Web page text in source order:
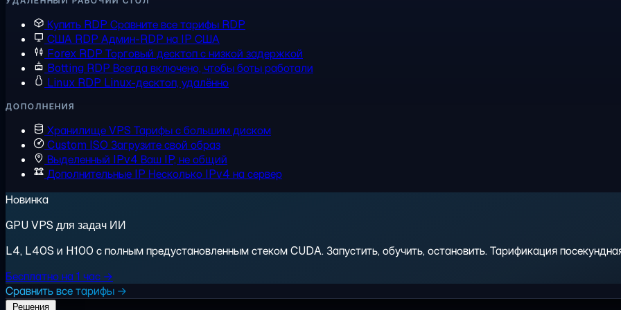
Купить RDP Сравните все тарифы RDP
США RDP Админ-RDP на IP США
Forex RDP Торговый десктоп с низкой задержкой
Botting RDP Всегда включено, чтобы боты работали
Linux RDP Linux-десктоп, удалённо
ДОПОЛНЕНИЯ
Хранилище VPS Тарифы с большим диском
Custom ISO Загрузите свой образ
Выделенный IPv4 Ваш IP, не общий
Дополнительные IP Несколько IPv4 на сервер
Новинка
GPU VPS для задач ИИ
L4, L40S и H100 с полным предустановленным стеком CUDA. Запустить, обучить, остановить. Тарификация
Бесплатно на 1 час →
Сравнить все тарифы →